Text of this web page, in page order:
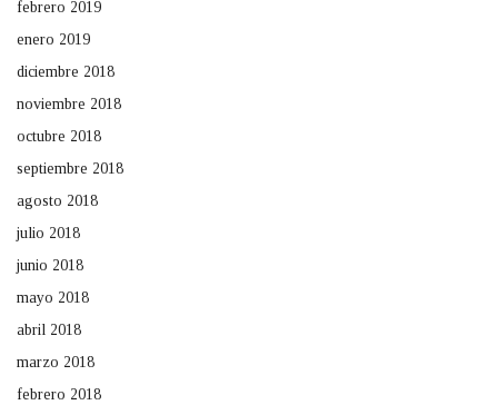
febrero 2019
enero 2019
diciembre 2018
noviembre 2018
octubre 2018
septiembre 2018
agosto 2018
julio 2018
junio 2018
mayo 2018
abril 2018
marzo 2018
febrero 2018